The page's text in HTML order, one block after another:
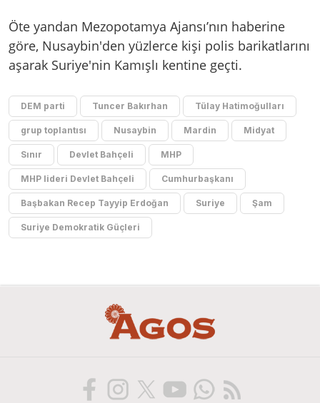
Öte yandan Mezopotamya Ajansı’nın haberine
göre, Nusaybin'den yüzlerce kişi polis barikatlarını
aşarak Suriye'nin Kamışlı kentine geçti.
DEM parti Tuncer Bakırhan Tülay Hatimoğulları
grup toplantısı Nusaybin Mardin Midyat
Sınır Devlet Bahçeli MHP
MHP lideri Devlet Bahçeli Cumhurbaşkanı
Başbakan Recep Tayyip Erdoğan Suriye Şam
Suriye Demokratik Güçleri